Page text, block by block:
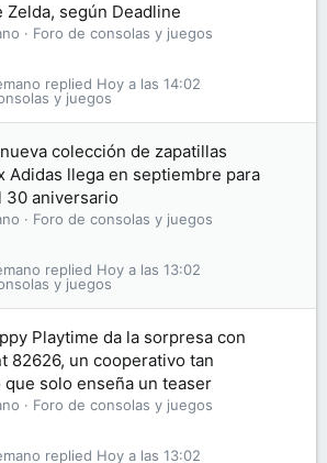
Zelda, según Deadline
Foro de consolas y juegos
y juegos
Hoy a las 14:02
colección de zapatillas
Adidas llega en septiembre para
30 aniversario
Foro de consolas y juegos
y juegos
Hoy a las 13:02
Playtime da la sorpresa con
82626, un cooperativo tan
solo enseña un teaser
Foro de consolas y juegos
Hoy a las 13:02